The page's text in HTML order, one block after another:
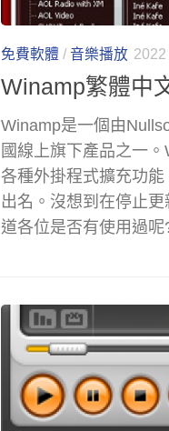
免費軟體 / 音樂播放 2022
Winamp繁體中
Winamp是一個由
國線上旗下產品之一
各種外掛程式擴充功
出名。沒想到在停止
道各位是否有使用過呢